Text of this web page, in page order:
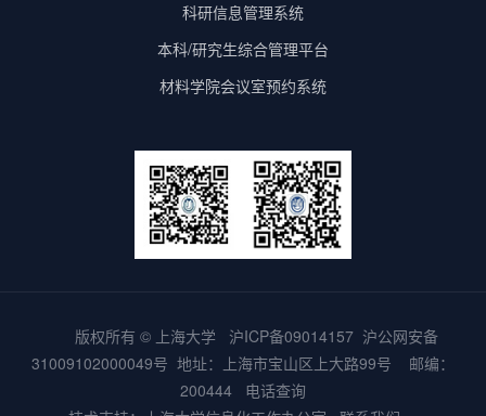
科研信息管理系统
本科/研究生综合管理平台
材料学院会议室预约系统
版权所有 ©上海大学 沪ICP备09014157 沪公网安备
31009102000049号 地址：上海市宝山区上大路99号 邮编：
200444 电话查询